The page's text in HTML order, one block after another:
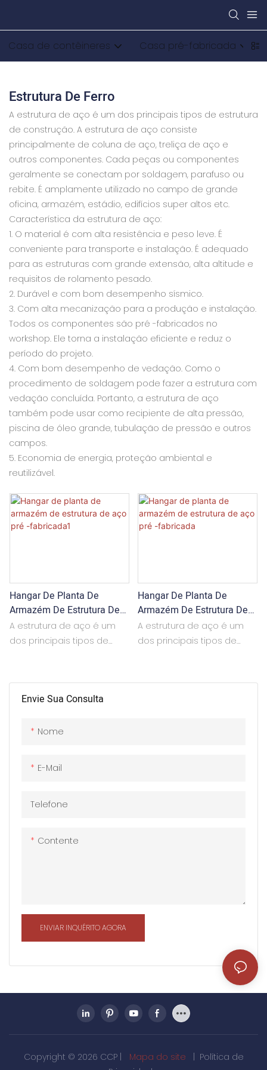
Casa de contêineres Casa pré-fabricada
Estrutura De Ferro
A estrutura de aço é um dos principais tipos de estrutura
de construção. A estrutura de aço consiste
principalmente de coluna de aço, treliça de aço e
outros componentes. Cada peças ou componentes
geralmente se conectam por soldagem, parafuso ou
rebite. É amplamente utilizado no campo de grande
oficina, armazém, estádio, edifícios super altos etc.
Característica da estrutura de aço:
1. O material é com alta resistência e peso leve. É
conveniente para transporte e instalação. É adequado
para as estruturas com grande extensão, alta altitude e
requisitos de rolamento pesado.
2. Durável e com bom desempenho sísmico.
3. Com alta mecanização para a produção e instalação.
Todos os componentes são pré -fabricados no
workshop. Ele torna a instalação eficiente e reduz o
período do projeto.
4. Com bom desempenho de vedação. Como o
procedimento de soldagem pode fazer a estrutura com
vedação concluída. Portanto, a estrutura de aço
também pode usar como recipiente de alta pressão,
piscina de óleo grande, tubulação de pressão e outros
campos.
5. Economia de energia, proteção ambiental e
reutilizável.
Envie Sua Consulta
Nome
E-Mail
Telefone
Contente
ENVIAR INQUÉRITO AGORA
Hangar De Planta De
Armazém De Estrutura De
Aço Pré -fabricada1
A estrutura de aço é um
dos principais tipos de
principalmente de coluna
de aço, treliça de aço e
Cada peça ou
utilizado no campo de
estádio, arranha-céus, etc.
Hangar De Planta De
Armazém De Estrutura De
Aço Pré -fabricada
A estrutura de aço é um
dos principais tipos de
principalmente de coluna
Copyright © 2026 CCP | Mapa do site | Política de